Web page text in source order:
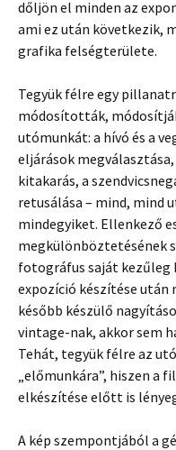
dőljön el minden az
ami ez után következik,
grafika felségterülete.
Tegyük félre egy
módosították,
utómunkát: a hívó és a
eljárások
kitakarás, a
retusálása – mind, mind
mindegyiket. Ellenkező
megkülönböztetésének
fotográfus saját kezűleg
expozíció készítése után
később készülő
vintage-nak, akkor sem
Tehát, tegyük félre az
„előmunkára”, hiszen
elkészítése előtt is
A kép szempontjából a